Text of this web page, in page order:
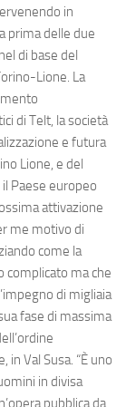
in
prima delle due
di base del
Lione. La
di Telt, la società
e futura
Lione, e del
Paese europeo
attivazione
me motivo di
come la
complicato ma che
di migliaia
fase di massima
Val Susa. “È uno
in divisa
pubblica da